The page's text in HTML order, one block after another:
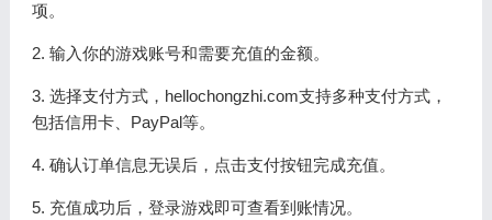
项。
2. 输入你的游戏账号和需要充值的金额。
3. 选择支付方式，hellochongzhi.com支持多种支付方式，
包括信用卡、PayPal等。
4. 确认订单信息无误后，点击支付按钮完成充值。
5. 充值成功后，登录游戏即可查看到账情况。